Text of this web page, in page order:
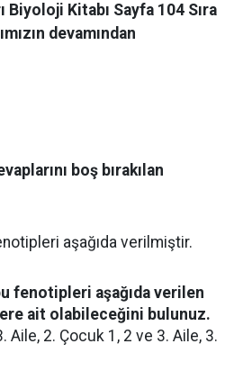
Biyoloji Kitabı Sayfa 104 Sıra
devamından
boş bırakılan
aşağıda verilmiştir.
fenotipleri aşağıda verilen
ait olabileceğini bulunuz.
Aile, 2. Çocuk 1, 2 ve 3. Aile, 3.